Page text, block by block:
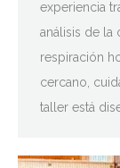
experiencia
análisis de la
respiración
cercano,
taller está